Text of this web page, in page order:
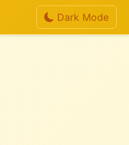
Dark Mode